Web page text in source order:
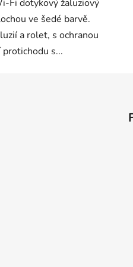
Fi dotykový žaluziový
ve šedé barvě.
a rolet, s ochranou
s...